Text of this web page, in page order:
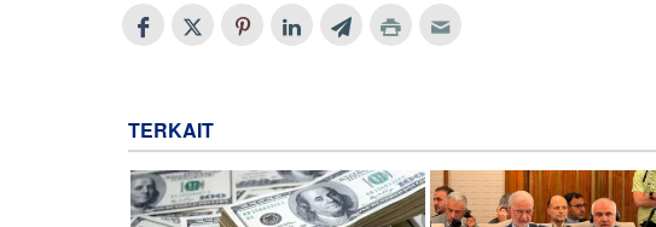
TERKAIT